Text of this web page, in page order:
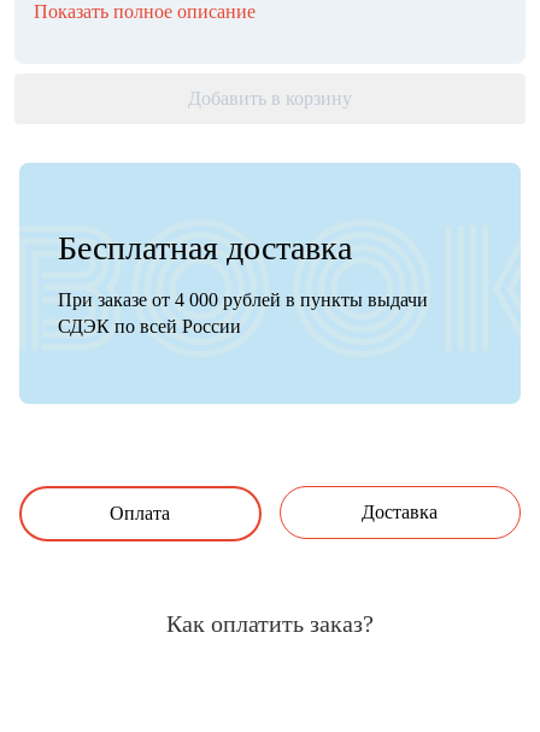
Показать полное описание
Добавить в корзину
Бесплатная доставка
При заказе от 4 000 рублей в пункты выдачи
СДЭК по всей России
Оплата Доставка
Как оплатить заказ?